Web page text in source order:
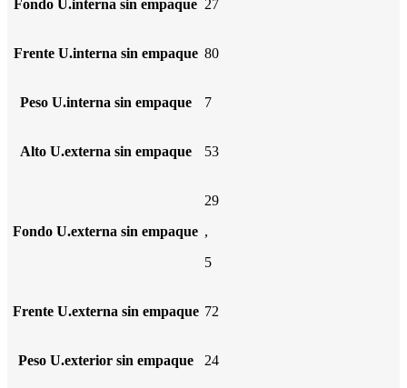
Fondo U.interna sin empaque 27
Frente U.interna sin empaque 80
Peso U.interna sin empaque 7
Alto U.externa sin empaque 53
Fondo U.externa sin empaque
29
,
5
Frente U.externa sin empaque 72
Peso U.exterior sin empaque 24